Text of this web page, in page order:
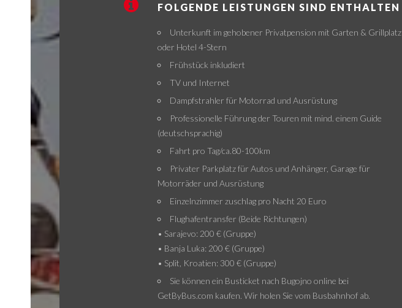
FOLGENDE LEISTUNGEN SIND ENTHALTEN
Unterkunft im gehobener Privatpension mit Garten & Grillplatz
oder Hotel 4-Stern
Frühstück inkludiert
TV und Internet
Dampfstrahler für Motorrad und Ausrüstung
Professionelle Führung der Touren mit mind. einem Guide
(deutschsprachig)
Fahrt pro Tag/ca.80-100km
Privater Parkplatz für Autos und Anhänger, Garage für
Motorräder und Ausrüstung
Einzelnzimmer zuschlag pro Nacht 20 Euro
Flughafentransfer (Beide Richtungen)
• Sarajevo: 200 € (Gruppe)
• Banja Luka: 200 € (Gruppe)
• Split, Kroatien: 300 € (Gruppe)
Sie können ein Busticket nach Bugojno online bei
GetByBus.com kaufen. Wir holen Sie vom Busbahnhof ab.